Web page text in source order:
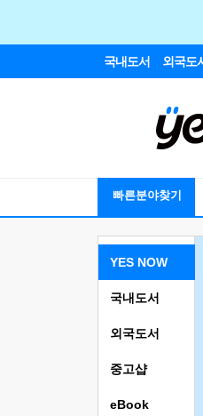
국내도서 외국도
빠른분야찾기
YES NOW
국내도서
외국도서
중고샵
eBook